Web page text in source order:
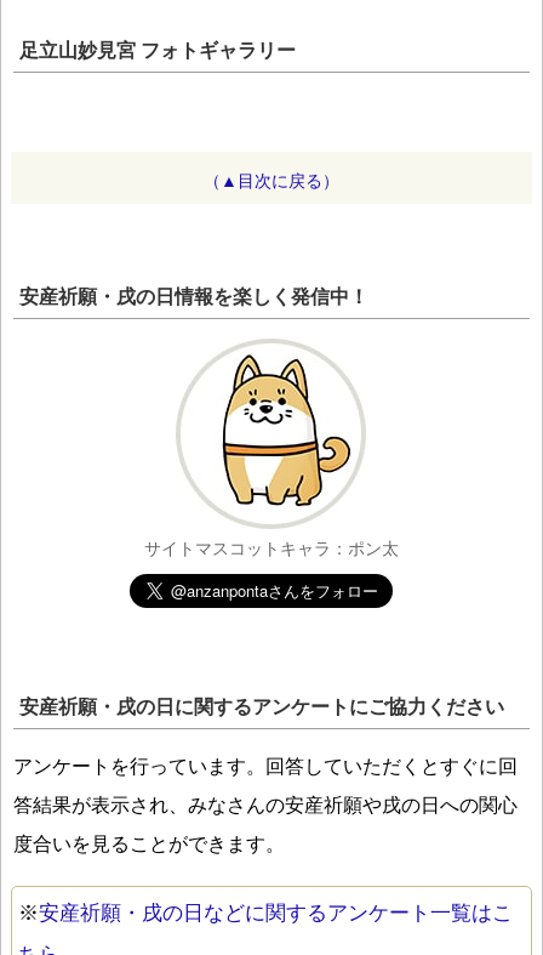
足立山妙見宮 フォトギャラリー
（▲目次に戻る）
安産祈願・戌の日情報を楽しく発信中！
サイトマスコットキャラ：ポン太
安産祈願・戌の日に関するアンケートにご協力ください
アンケートを行っています。回答していただくとすぐに回
答結果が表示され、みなさんの安産祈願や戌の日への関心
度合いを見ることができます。
※安産祈願・戌の日などに関するアンケート一覧はこ